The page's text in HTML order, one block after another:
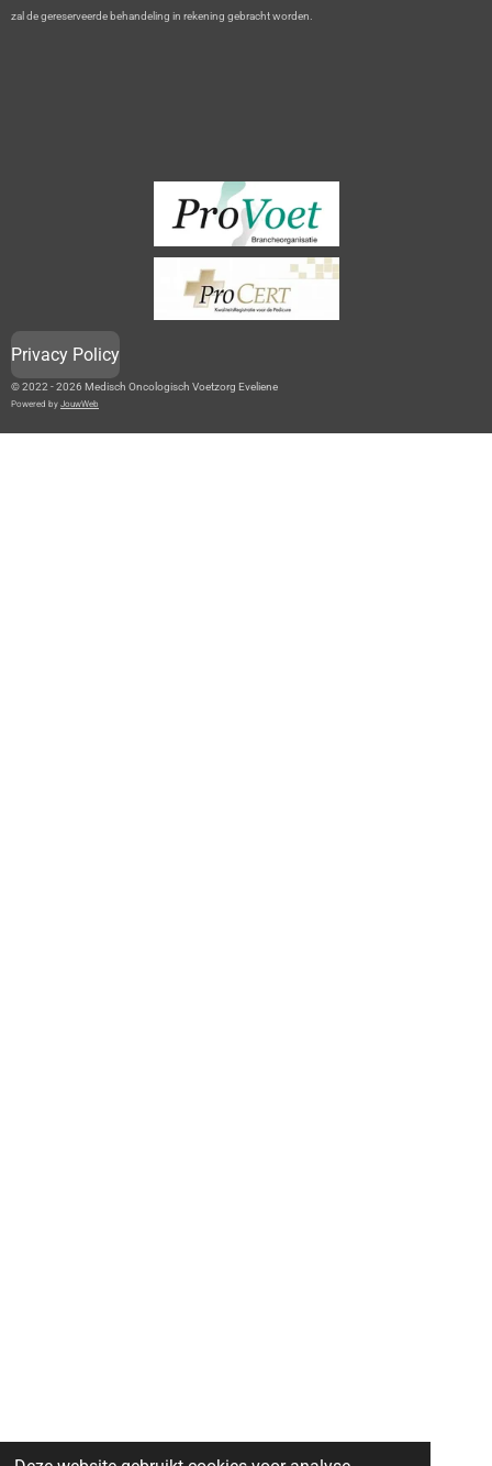
zal de gereserveerde behandeling in rekening gebracht worden.
Privacy Policy
© 2022 - 2026 Medisch Oncologisch Voetzorg Eveliene
Powered by JouwWeb